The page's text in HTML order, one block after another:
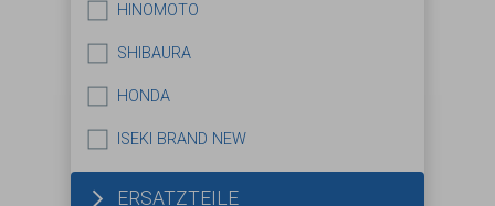
HINOMOTO
SHIBAURA
HONDA
ISEKI BRAND NEW
ERSATZTEILE